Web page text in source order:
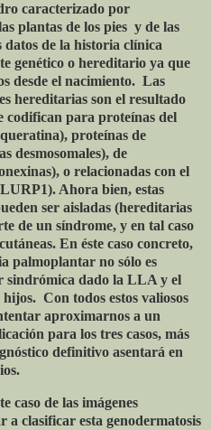
caracterizado por
plantas de los pies y de las
datos de la historia clínica
genético o hereditario ya que
desde el nacimiento. Las
hereditarias son el resultado
codifican para proteínas del
proteínas de
desmosomales), de
o relacionadas con el
Ahora bien, estas
ser aisladas (hereditarias
de un síndrome, y en tal caso
En éste caso concreto,
palmoplantar no sólo es
sindrómica dado la LLA y el
hijos. Con todos estos valiosos
aproximarnos a un
para los tres casos, más
definitivo asentará en
caso de las imágenes
a clasificar esta genodermatosis